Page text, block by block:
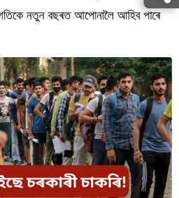
গতিকে নতুন বছৰত আপোনালৈ আহিব পাৰে